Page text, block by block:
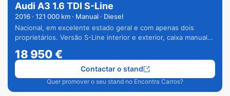
Audi A3 1.6 TDI S-Line
2016 · 121 000 km · Manual · Diesel
Nacional, em excelente estado geral e com apenas dois
proprietários. Versão S-Line interior e exterior, caixa manual
18 950€
Quer promover o seu stand no Encontra Carros?
Contactar o stand